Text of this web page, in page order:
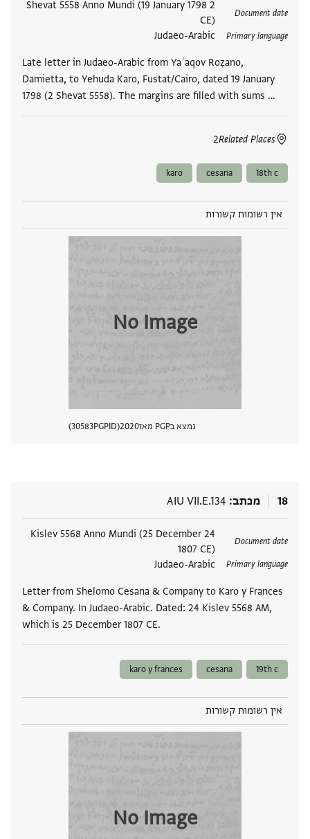
Document date
2 Shevat 5558 Anno Mundi (19 January 1798
CE)
Primary language
Judaeo-Arabic
Late letter in Judaeo-Arabic from Yaʿaqov Roẓano,
Damietta, to Yehuda Karo, Fustat/Cairo, dated 19 January
1798 (2 Shevat 5558). The margins are filled with sums …
Related Places
2
18th c
cesana
karo
אין רשומות קשורות
No Image
נמצא בPGP מאז 2020
PGPID
30583
18 מכתב AIU VII.E.134
Document date
24 Kislev 5568 Anno Mundi (25 December
1807 CE)
Primary language
Judaeo-Arabic
Letter from Shelomo Cesana & Company to Karo y Frances
& Company. In Judaeo-Arabic. Dated: 24 Kislev 5568 AM,
which is 25 December 1807 CE.
19th c
cesana
karo y frances
אין רשומות קשורות
No Image